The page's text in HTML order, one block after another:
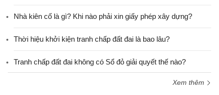
Nhà kiên cố là gì? Khi nào phải xin giấy phép xây dựng?
Thời hiệu khởi kiện tranh chấp đất đai là bao lâu?
Tranh chấp đất đai không có Sổ đỏ giải quyết thế nào?
Xem thêm